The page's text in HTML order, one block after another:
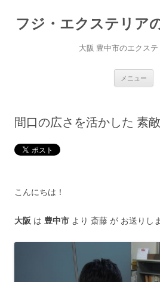
テ
ン
フジ・エクステリア
大阪 豊中市のエクス
メニュー
間口の広さを活かした 素
こんにちは！
大阪 は 豊中市 より 斎藤 が お送りし